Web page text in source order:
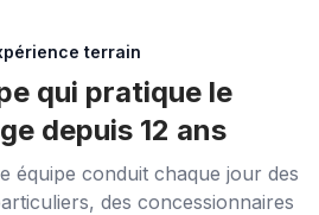
terrain
qui pratique le
depuis 12 ans
équipe conduit chaque jour des
des concessionnaires